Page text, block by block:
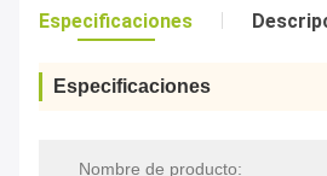
Especificaciones
Especificaciones
Nombre de producto: